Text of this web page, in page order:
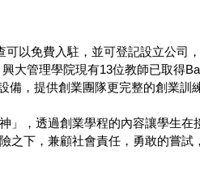
以免費入駐，並可登記設立公司
大管理學院現有13位教師已取得
，提供創業團隊更完整的創業訓練
」，透過創業學程的內容讓學生在
之下，兼顧社會責任，勇敢的嘗試